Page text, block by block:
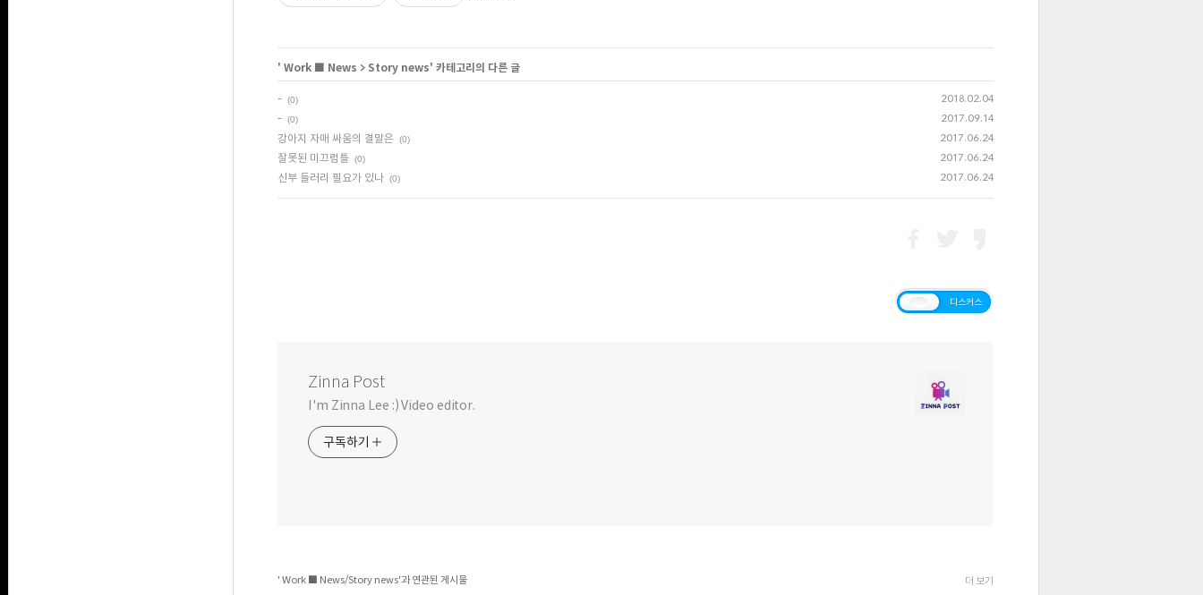
' Work ■ News > Story news' 카테고리의 다른 글
- (0) 2018.02.04
- (0) 2017.09.14
강아지 자매 싸움의 결말은 (0) 2017.06.24
잘못된 미끄럼틀 (0) 2017.06.24
신부 들러리 필요가 있나 (0) 2017.06.24
디스커스
Zinna Post
I'm Zinna Lee :) Video editor.
구독하기
' Work ■ News/Story news'과 연관된 게시물 더 보기